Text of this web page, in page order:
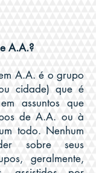
A.A.?
A.A. é o grupo
cidade) que é
assuntos que
de A.A. ou à
todo. Nenhum
sobre seus
geralmente,